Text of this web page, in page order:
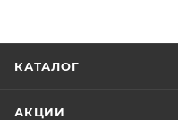
КАТАЛОГ
АКЦИИ